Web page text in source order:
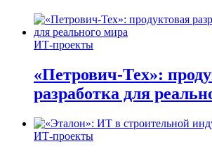
ИТ-проекты
«Петрович-Тех»:
разработка для
ИТ-проекты